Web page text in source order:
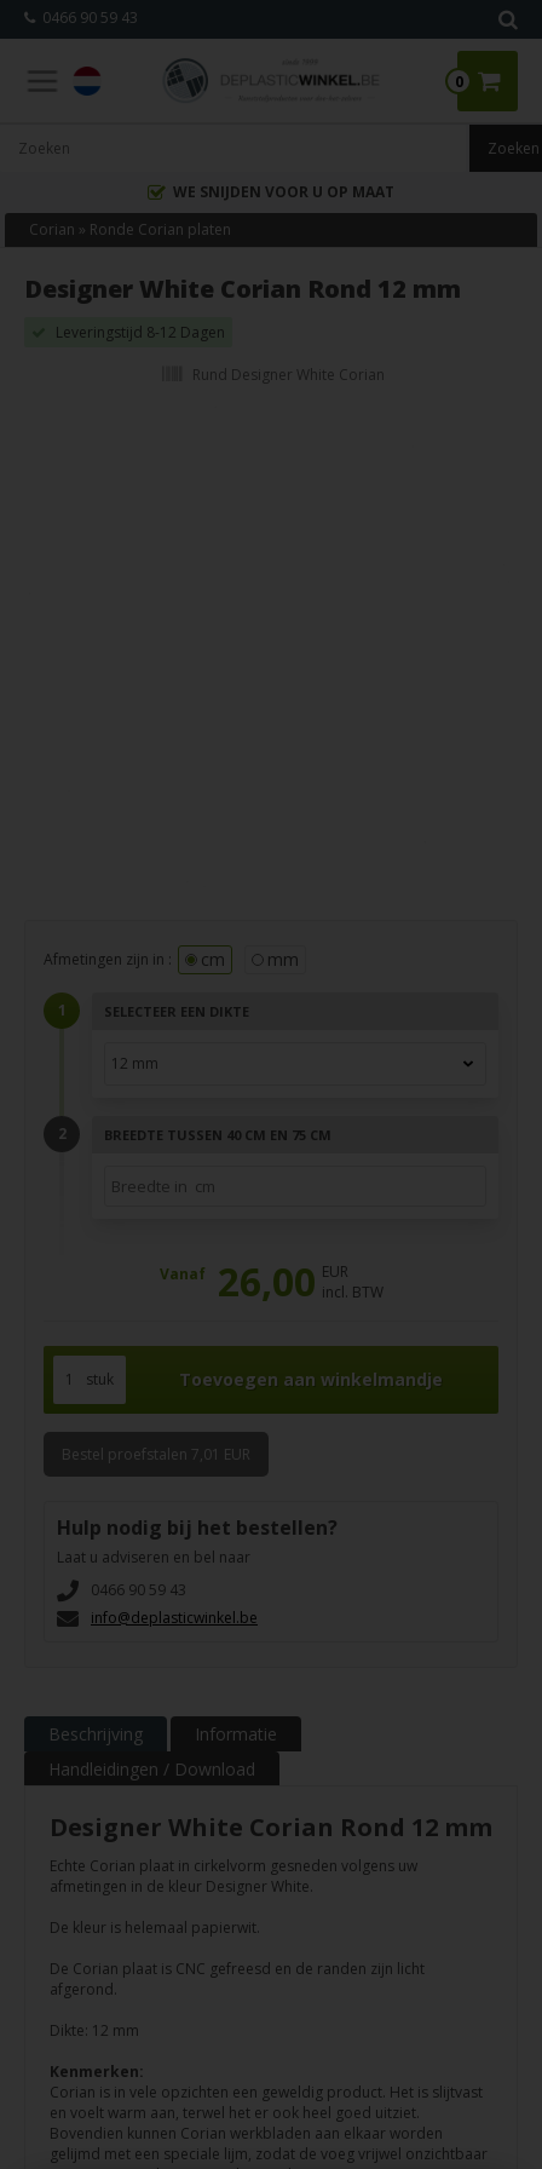
0466 90 59 43
0
WE SNIJDEN VOOR U OP MAAT
Corian » Ronde Corian platen
Designer White Corian Rond 12 mm
Leveringstijd 8-12 Dagen
Rund Designer White Corian
Afmetingen zijn in : cm mm
SELECTEER EEN DIKTE
BREEDTE TUSSEN 40 CM EN 75 CM
Vanaf 26,00 EUR
incl. BTW
stuk
Bestel proefstalen 7,01 EUR
Hulp nodig bij het bestellen?
Laat u adviseren en bel naar
0466 90 59 43
info@deplasticwinkel.be
Beschrijving
Informatie
Handleidingen / Download
Designer White Corian Rond 12 mm
Echte Corian plaat in cirkelvorm gesneden volgens uw
afmetingen in de kleur Designer White.
De kleur is helemaal papierwit.
De Corian plaat is CNC gefreesd en de randen zijn licht
afgerond.
Dikte: 12 mm
Kenmerken:
Corian is in vele opzichten een geweldig product. Het is slijtvast
en voelt warm aan, terwel het er ook heel goed uitziet.
Bovendien kunnen Corian werkbladen aan elkaar worden
gelijmd met een speciale lijm, zodat de voeg vrijwel onzichtbaar